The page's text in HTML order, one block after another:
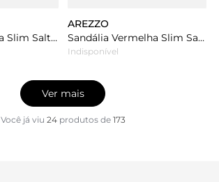
Sandália Amarela Slim Salto Kitten Minimal
AREZZO
Sandália Vermelha Slim Salto Kitten Minimal
Indisponível
Ver mais
Você já viu 24 produtosde 173